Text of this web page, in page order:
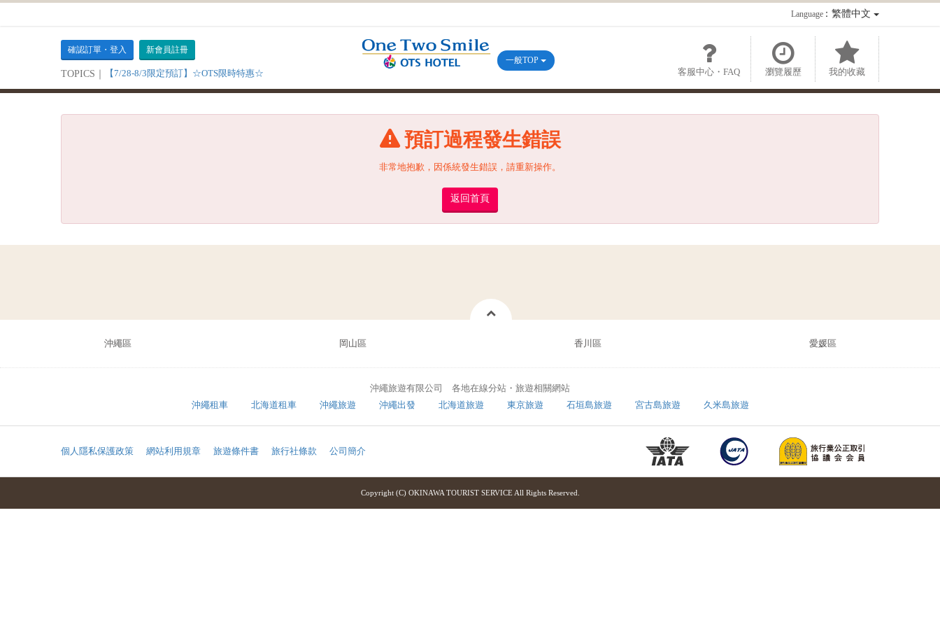
Language：繁體中文
確認訂單・登入 新會員註冊
TOPICS｜ 【7/28-8/3限定預訂】☆OTS限時特惠☆ 客服中心・FAQ 瀏覽履歷 我的收藏
一般TOP
預訂過程發生錯誤
非常地抱歉，因係統發生錯誤，請重新操作。
返回首頁
沖繩區 岡山區 香川區 愛媛區
沖繩旅遊有限公司 各地在線分站・旅遊相關網站
沖繩租車
北海道租車 沖繩旅遊 沖繩出發 北海道旅遊 東京旅遊 石垣島旅遊 宮古島旅遊 久米島旅遊
個人隱私保護政策 網站利用規章 旅遊條件書 旅行社條款 公司簡介
Copyright (C) OKINAWA TOURIST SERVICE All Rights Reserved.